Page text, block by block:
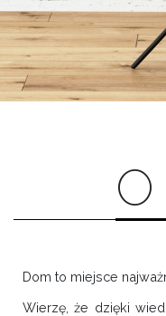
Dom to miejsce
Wierzę, że dzięki